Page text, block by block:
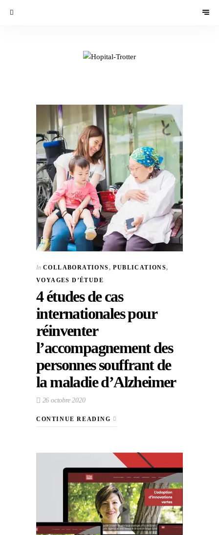
In COLLABORATIONS,PUBLICATIONS,
VOYAGES D’ÉTUDE
4 études de cas
internationales pour
réinventer
l’accompagnement des
personnes souffrant de
la maladie d’Alzheimer
26 octobre 2020
CONTINUE READING